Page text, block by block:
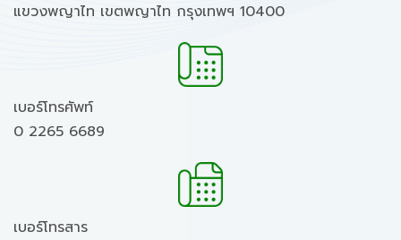
แขวงพญาไท เขตพญาไท กรุงเทพฯ 10400
เบอร์โทรศัพท์
0 2265 6689
เบอร์โทรสาร